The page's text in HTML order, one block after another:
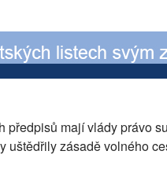
předpisů mají vlády právo
uštědřily zásadě volného